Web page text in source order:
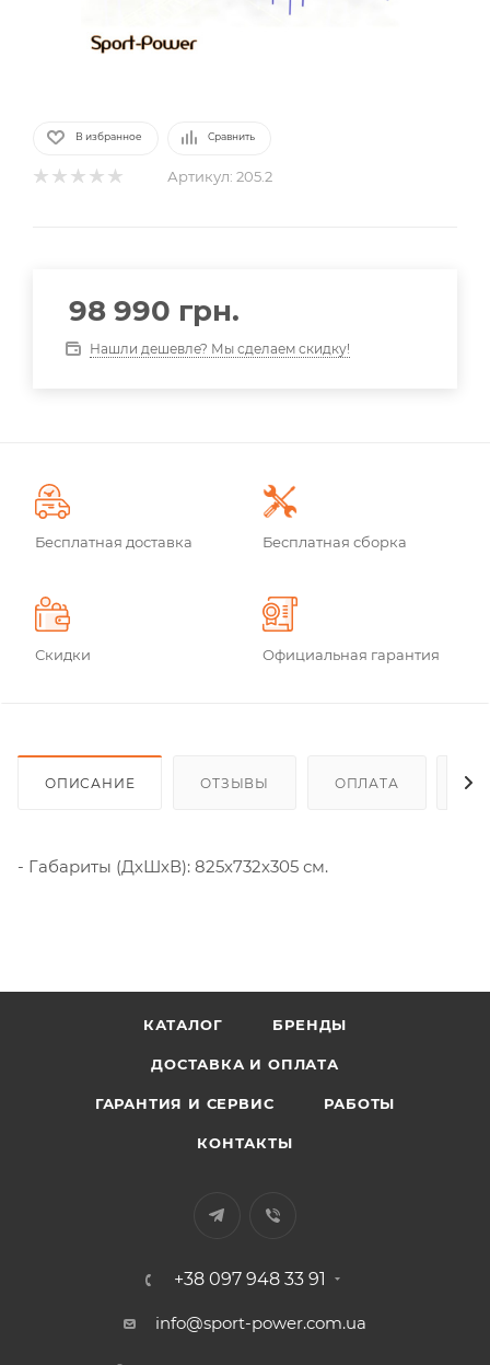
В избранное Сравнить
Артикул: 205.2
98 990 грн.
Нашли дешевле? Мы сделаем скидку!
Бесплатная доставка Бесплатная сборка
Скидки Официальная гарантия
ОПИСАНИЕ ОТЗЫВЫ ОПЛАТА
- Габариты (ДхШхВ): 825х732х305 см.
КАТАЛОГ БРЕНДЫ
ДОСТАВКА И ОПЛАТА
ГАРАНТИЯ И СЕРВИС РАБОТЫ
КОНТАКТЫ
+38 097 948 33 91
info@sport-power.com.ua